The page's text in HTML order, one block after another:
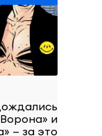
и
— за это